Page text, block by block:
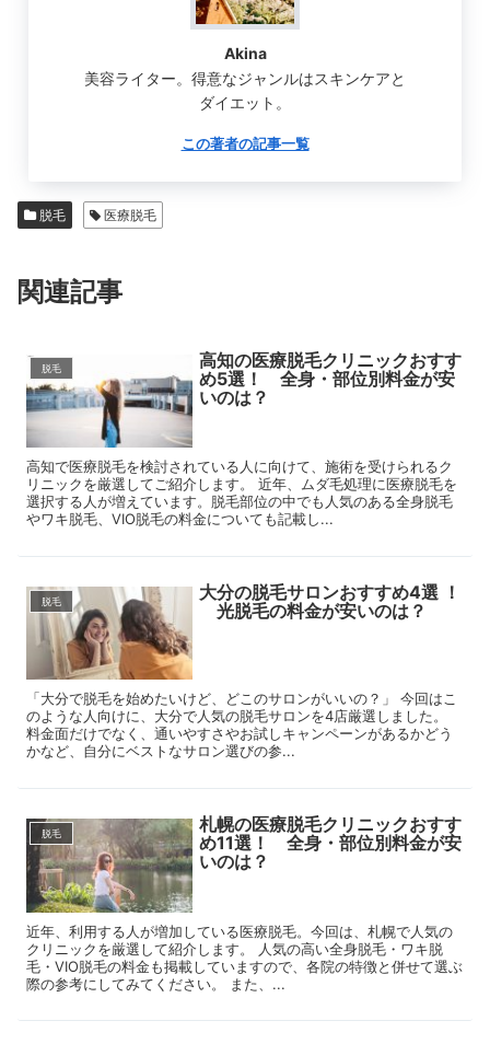
Akina
美容ライター。得意なジャンルはスキンケアと
ダイエット。
この著者の記事一覧
脱毛 医療脱毛
関連記事
脱毛
高知の医療脱毛クリニックおすす
め5選！ 全身・部位別料金が安
いのは？
高知で医療脱毛を検討されている人に向けて、施術を受けられるク
リニックを厳選してご紹介します。 近年、ムダ毛処理に医療脱毛を
選択する人が増えています。脱毛部位の中でも人気のある全身脱毛
やワキ脱毛、VIO脱毛の料金についても記載し...
脱毛
大分の脱毛サロンおすすめ4選 ！
光脱毛の料金が安いのは？
「大分で脱毛を始めたいけど、どこのサロンがいいの？」 今回はこ
のような人向けに、大分で人気の脱毛サロンを4店厳選しました。
料金面だけでなく、通いやすさやお試しキャンペーンがあるかどう
かなど、自分にベストなサロン選びの参...
脱毛
札幌の医療脱毛クリニックおすす
め11選！ 全身・部位別料金が安
いのは？
近年、利用する人が増加している医療脱毛。今回は、札幌で人気の
クリニックを厳選して紹介します。 人気の高い全身脱毛・ワキ脱
毛・VIO脱毛の料金も掲載していますので、各院の特徴と併せて選ぶ
際の参考にしてみてください。 また、...